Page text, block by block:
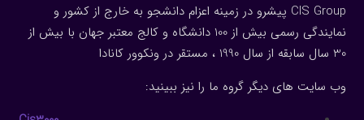
CIS Group پیشرو در زمینه اعزام دانشجو به خارج از کشور و
نمایندگی رسمی بیش از 100 دانشگاه و کالج معتبر جهان با بیش از
30 سال سابقه از سال 1990 ، مستقر در ونکوور کانادا
وب سایت های دیگر گروه ما را نیز ببینید: